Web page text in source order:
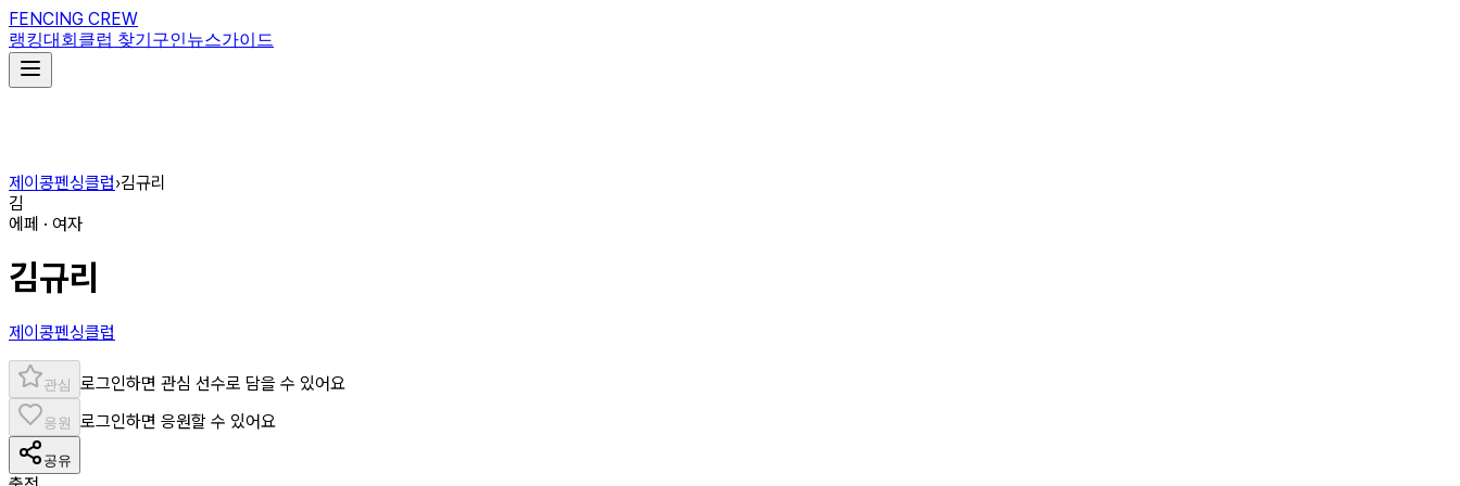
FENCING CREW
랭킹대회 클럽 찾기 구인뉴스가이드
제이콩펜싱클럽›김규리
김
에페 · 여자
김규리
제이콩펜싱클럽
관심 로그인하면 관심 선수로 담을 수 있어요
응원 로그인하면 응원할 수 있어요
공유